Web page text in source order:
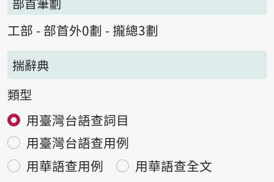
工部 - 部首外0劃 - 攏總3劃
揣辭典
類型
用臺灣台語查詞目
用臺灣台語查用例
用華語查用例
用華語查全文